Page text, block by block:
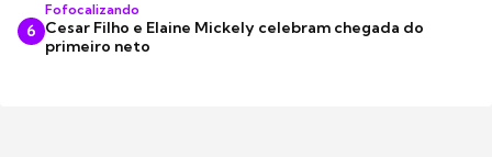
6
Fofocalizando
Cesar Filho e Elaine Mickely celebram chegada do
primeiro neto